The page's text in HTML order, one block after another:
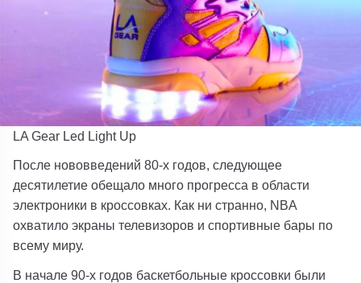
LA Gear Led Light Up
После нововведений 80-х годов, следующее
десятилетие обещало много прогресса в области
электроники в кроссовках. Как ни странно, NBA
охватило экраны телевизоров и спортивные бары по
всему миру.
В начале 90-х годов баскетбольные кроссовки были